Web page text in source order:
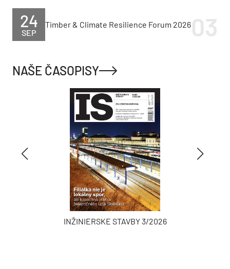
SEP
24 Timber & Climate Resilience Forum 2026
NAŠE ČASOPISY
INŽINIERSKE STAVBY 3/2026